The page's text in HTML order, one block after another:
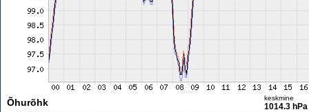
Õhurõhk keskmine
1014.3 hPa